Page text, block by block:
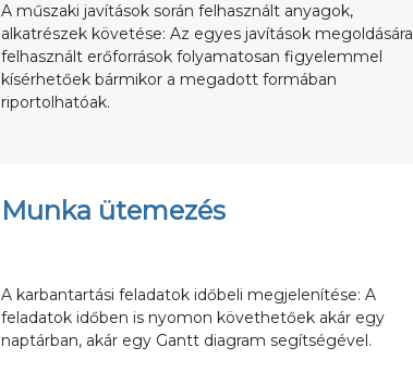
A műszaki javítások során felhasznált anyagok,
alkatrészek követése: Az egyes javítások megoldására
felhasznált erőforrások folyamatosan figyelemmel
kísérhetőek bármikor a megadott formában
riportolhatóak.
Munka ütemezés
A karbantartási feladatok időbeli megjelenítése: A
feladatok időben is nyomon követhetőek akár egy
naptárban, akár egy Gantt diagram segítségével.